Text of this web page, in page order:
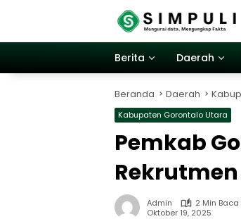
Berita
Daerah
Beranda Daerah
Kabupaten Gorontalo Utara
Pemkab
Rekrutmen
Admin
2 Min Baca
Oktober 19, 2025